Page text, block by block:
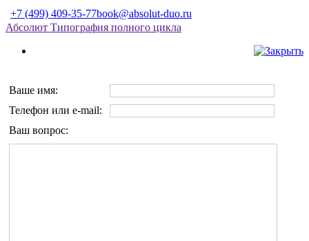
+7 (499) 409-35-77book@absolut-duo.ru
Абсолют Типография полного цикла
Ваше имя:
Телефон или e-mail:
Ваш вопрос: